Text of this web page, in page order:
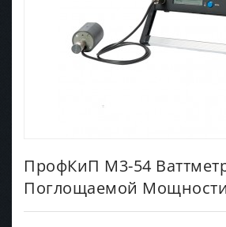
ПрофКиП М3-54
Поглощаемой Мощности